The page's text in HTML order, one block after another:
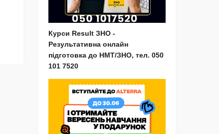
Курси Result ЗНО -
Результативна онлайн
підготовка до НМТ/ЗНО, тел. 050
101 7520